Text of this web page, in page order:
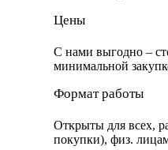
Цены
С нами выгодно –
минимальной
Формат работы
Открыты для всех,
покупки), физ.